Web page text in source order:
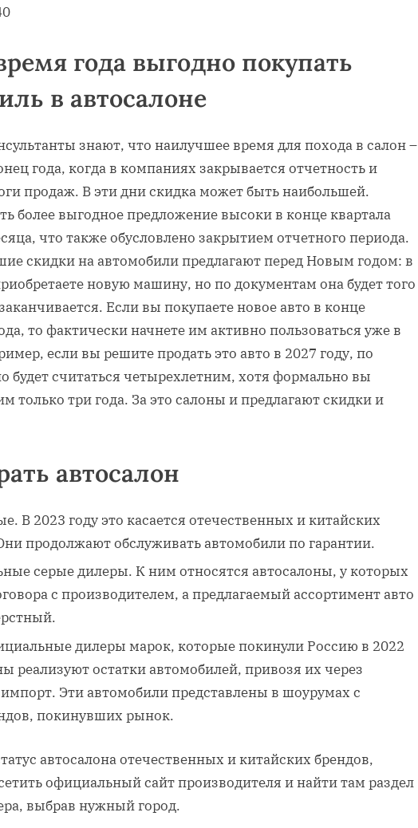
года выгодно покупать
в автосалоне
знают, что наилучшее время для похода в салон –
года, когда в компаниях закрывается отчетность и
продаж. В эти дни скидка может быть наибольшей.
более выгодное предложение высоки в конце квартала
что также обусловлено закрытием отчетного периода.
скидки на автомобили предлагают перед Новым годом: в
новую машину, но по документам она будет того
Если вы покупаете новое авто в конце
то фактически начнете им активно пользоваться уже в
если вы решите продать это авто в 2027 году, по
будет считаться четырехлетним, хотя формально вы
только три года. За это салоны и предлагают скидки и
автосалон
В 2023 году это касается отечественных и китайских
продолжают обслуживать автомобили по гарантии.
серые дилеры. К ним относятся автосалоны, у которых
с производителем, а предлагаемый ассортимент авто
дилеры марок, которые покинули Россию в 2022
реализуют остатки автомобилей, привозя их через
Эти автомобили представлены в шоурумах с
покинувших рынок.
автосалона отечественных и китайских брендов,
официальный сайт производителя и найти там раздел
выбрав нужный город.